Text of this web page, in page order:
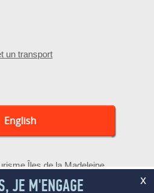
un transport
English
Îles de la Madeleine
x
JE M'ENGAGE